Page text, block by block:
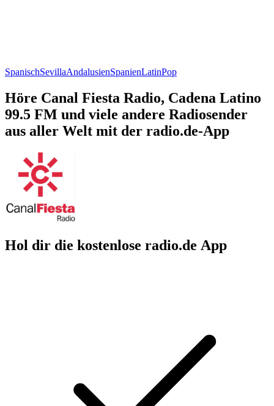
SpanischSevillaAndalusienSpanienLatinPop
Höre Canal Fiesta Radio, Cadena Latino
99.5 FM und viele andere Radiosender
aus aller Welt mit der radio.de-App
Hol dir die kostenlose radio.de App